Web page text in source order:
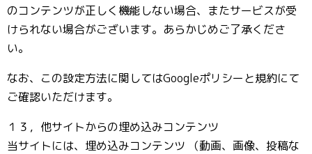
のコンテンツが正しく機能しない場合、またサービスが受
けられない場合がございます。あらかじめご了承くださ
い。
なお、この設定方法に関してはGoogleポリシーと規約にて
ご確認いただけます。
１３，他サイトからの埋め込みコンテンツ
当サイトには、埋め込みコンテンツ （動画、画像、投稿な